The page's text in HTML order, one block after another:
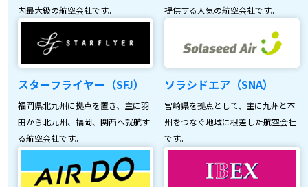
内最大級の航空会社です。
提供する人気の航空会社です。
スターフライヤー（SFJ）
福岡県北九州に拠点を置き、主に羽
田から北九州、福岡、関西へ就航す
る航空会社です。
ソラシドエア（SNA）
宮崎県を拠点として、主に九州と本
州をつなぐ地域に根差した航空会社
です。